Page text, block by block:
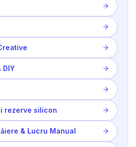
DIY
rezerve silicon
& Lucru Manual